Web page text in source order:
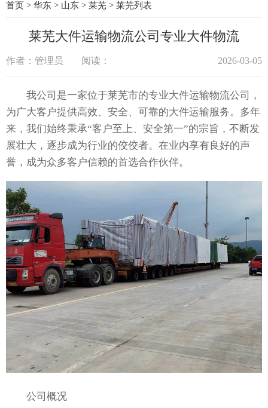
首页 > 华东 > 山东 > 莱芜 > 莱芜列表
莱芜大件运输物流公司专业大件物流
作者：管理员 阅读： 2026-03-05
我公司是一家位于莱芜市的专业大件运输物流公司，
为广大客户提供高效、安全、可靠的大件运输服务。多年
来，我们始终秉承“客户至上、安全第一”的宗旨，不断发
展壮大，逐步成为行业的佼佼者。在业内享有良好的声
誉，成为众多客户信赖的首选合作伙伴。
公司概况